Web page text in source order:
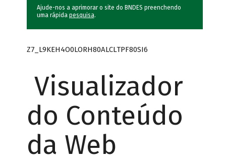
Ajude-nos a aprimorar o site do BNDES preenchendo
uma rápida pesquisa.
Z7_L9KEH4O0LORH80ALCLTPF80SI6
Visualizador
do Conteúdo
da Web